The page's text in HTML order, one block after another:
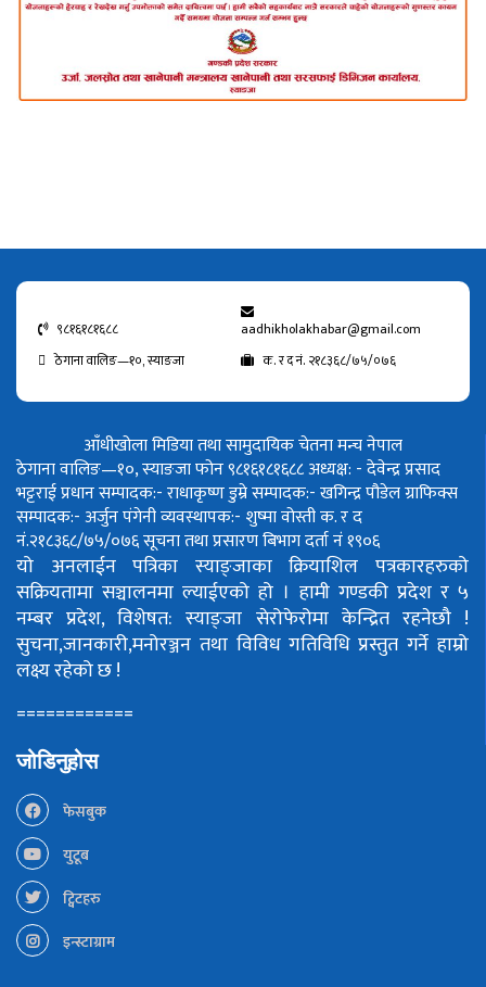
९८१६१८१६८८
aadhikholakhabar@gmail.com
ठेगाना वालिङ—१०, स्याङजा
क. र द नं. २१८३६८/७५/०७६
आँधीखोला मिडिया तथा सामुदायिक चेतना मन्च नेपाल
ठेगाना वालिङ—१०, स्याङजा फोन ९८१६१८१६८८अध्यक्ष: - देवेन्द्र प्रसाद
भट्टराईप्रधान सम्पादक:- राधाकृष्ण डुम्रेसम्पादक:- खगिन्द्र पौडेलग्राफिक्स
सम्पादक:- अर्जुन पंगेनीव्यवस्थापक:- शुष्मा वोस्तीक. र द
नं.२१८३६८/७५/०७६सूचना तथा प्रसारण बिभाग दर्ता नं १९०६
यो अनलाईन पत्रिका स्याङ्जाका क्रियाशिल पत्रकारहरुको
सक्रियतामा सञ्चालनमा ल्याईएको हो । हामी गण्डकी प्रदेश र ५
नम्बर प्रदेश, विशेषत: स्याङ्जा सेरोफेरोमा केन्द्रित रहनेछौ !
सुचना,जानकारी,मनोरञ्जन तथा विविध गतिविधि प्रस्तुत गर्ने हाम्रो
लक्ष्य रहेको छ !
============
जोडिनुहोस
फेसबुक
युटूब
ट्विटहरु
इन्स्टाग्राम